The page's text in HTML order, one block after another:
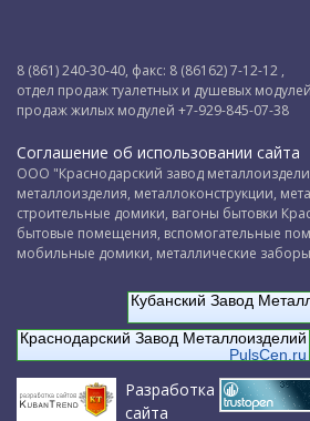
8 (861) 240-30-40, факс: 8 (86162) 7-12-12 ,
отдел продаж туалетных и душевых
продаж жилых модулей +7-929-845-07-38
Соглашение об использовании сайта
ООО "Краснодарский завод
металлоизделия, металлоконструкции,
строительные домики, вагоны бытовки
бытовые помещения, вспомогательные
мобильные домики, металлические
Кубанский Завод
Краснодарский Завод Металлоизделий
PulsCen.ru
Разработка
сайта